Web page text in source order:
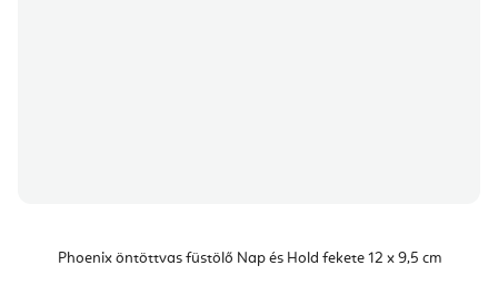
Phoenix öntöttvas füstölő Nap és Hold fekete 12 x 9,5 cm